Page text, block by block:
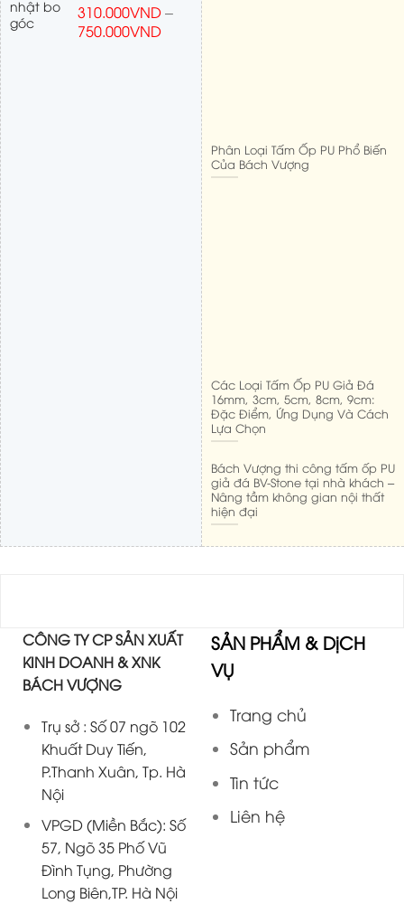
310.000VND–
750.000VND
Phân Loại Tấm Ốp PU Phổ Biến
Của Bách Vượng
Các Loại Tấm Ốp PU Giả Đá
16mm, 3cm, 5cm, 8cm, 9cm:
Đặc Điểm, Ứng Dụng Và Cách
Lựa Chọn
Bách Vượng thi công tấm ốp PU
giả đá BV-Stone tại nhà khách –
Nâng tầm không gian nội thất
hiện đại
CÔNG TY CP SẢN XUẤT
KINH DOANH & XNK
BÁCH VƯỢNG
Trụ sở : Số 07 ngõ 102
Khuất Duy Tiến,
P.Thanh Xuân, Tp. Hà
Nội
VPGD (Miền Bắc): Số
57, Ngõ 35 Phố Vũ
Đình Tụng, Phường
Long Biên,TP. Hà Nội
SẢN PHẨM & DịCH
VỤ
Trang chủ
Sản phẩm
Tin tức
Liên hệ